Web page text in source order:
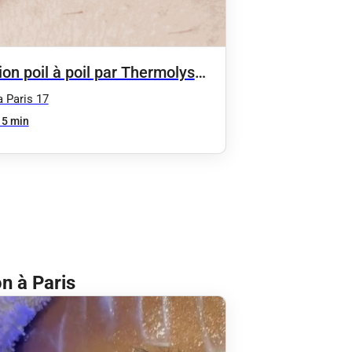
poil à poil par Thermolyse -
(Obligatoire)
Paris 17
min
à Paris